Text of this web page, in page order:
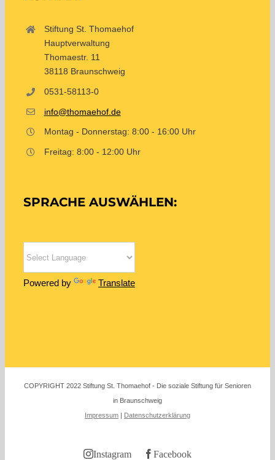
Stiftung St. Thomaehof
Hauptverwaltung
Thomaestr. 11
38118 Braunschweig
0531-58113-0
info@thomaehof.de
Montag - Donnerstag: 8:00 - 16:00 Uhr
Freitag: 8:00 - 12:00 Uhr
SPRACHE AUSWÄHLEN:
Powered by Translate
COPYRIGHT 2022 Stiftung St. Thomaehof - Die soziale Stiftung für Senioren
in Braunschweig
Impressum | Datenschutzerklärung
Instagram Facebook